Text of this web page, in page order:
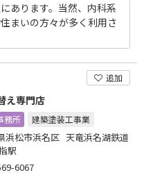
あります。当然、内科系
まいの方々が多く利用さ
追加
え専門店
務所 建築塗装工事業
浜松市浜名区 天竜浜名湖鉄道
駅
6067